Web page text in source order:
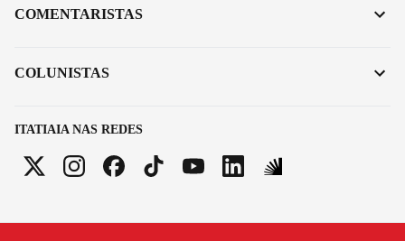
ITATIAIA NAS REDES
COMENTARISTAS
COLUNISTAS